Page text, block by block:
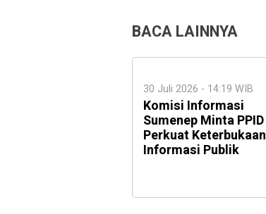
BACA LAINNYA
30 Juli 2026 - 14:19 WIB
Komisi Informasi
Sumenep Minta PPID
Perkuat Keterbukaan
Informasi Publik